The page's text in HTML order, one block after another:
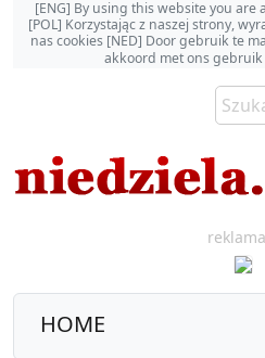
[ENG] By using this website you
[POL] Korzystając z naszej strony,
nas cookies [NED] Door gebruik te
akkoord met ons gebruik
HOME